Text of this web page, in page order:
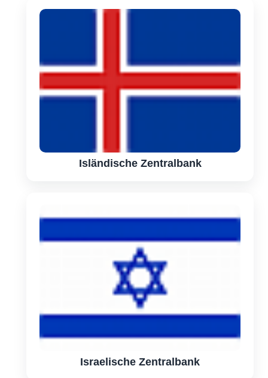
Isländische Zentralbank
Israelische Zentralbank